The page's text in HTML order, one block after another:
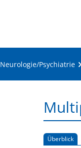
Neurologie/Psychiatrie
Überblick